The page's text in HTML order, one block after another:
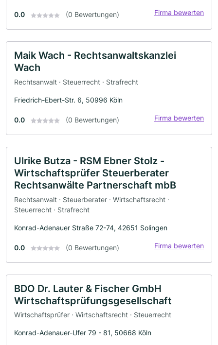
0.0 (0 Bewertungen) Firma bewerten
Maik Wach - Rechtsanwaltskanzlei
Wach
Rechtsanwalt · Steuerrecht · Strafrecht
Friedrich-Ebert-Str. 6, 50996 Köln
0.0 (0 Bewertungen) Firma bewerten
Ulrike Butza - RSM Ebner Stolz -
Wirtschaftsprüfer Steuerberater
Rechtsanwälte Partnerschaft mbB
Rechtsanwalt · Steuerberater · Wirtschaftsrecht ·
Steuerrecht · Strafrecht
Konrad-Adenauer Straße 72-74, 42651 Solingen
0.0 (0 Bewertungen) Firma bewerten
BDO Dr. Lauter & Fischer GmbH
Wirtschaftsprüfungsgesellschaft
Wirtschaftsprüfer · Wirtschaftsrecht · Steuerrecht
Konrad-Adenauer-Ufer 79 - 81, 50668 Köln